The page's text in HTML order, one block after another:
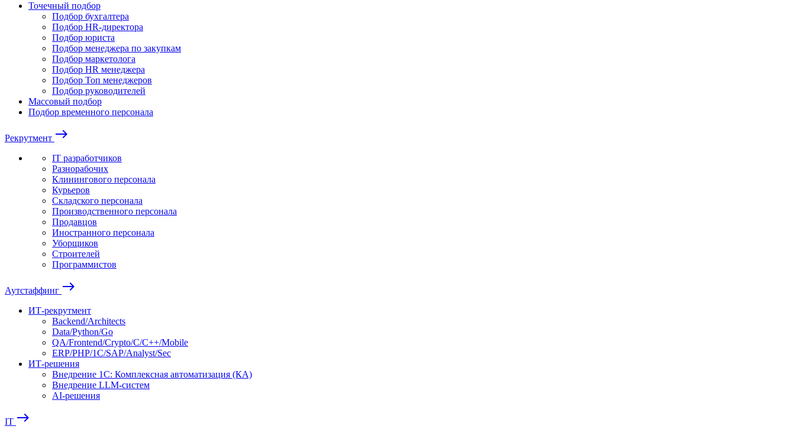
Точечный подбор
Подбор бухгалтера
Подбор HR-директора
Подбор юриста
Подбор менеджера по закупкам
Подбор маркетолога
Подбор HR менеджера
Подбор Топ менеджеров
Подбор руководителей
Массовый подбор
Подбор временного персонала
Рекрутмент east
IT разработчиков
Разнорабочих
Клинингового персонала
Курьеров
Складского персонала
Производственного персонала
Продавцов
Иностранного персонала
Уборщиков
Строителей
Программистов
Аутстаффинг east
ИТ-рекрутмент
Backend/Architects
Data/Python/Go
QA/Frontend/Crypto/C/C++/Mobile
ERP/PHP/1C/SAP/Analyst/Sec
ИТ-решения
Внедрение 1С: Комплексная автоматизация (КА)
Внедрение LLM-систем
AI-решения
IT east